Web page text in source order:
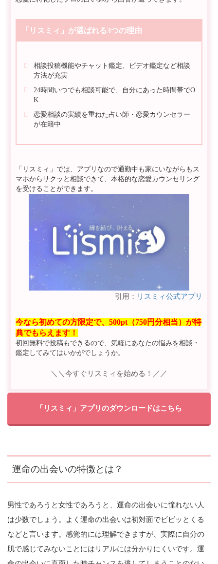
「リスミィ」が選ばれる3つの理由
相談投稿機能やチャット鑑定、ビデオ鑑定など相談
方法が充実
24時間いつでも相談可能で、自分にあった時間帯でO
K
恋愛相談の実績を重ねた占い師・恋愛カウンセラー
が在籍中
「リスミィ」では、アプリなので通勤中も家にいながらもス
マホからサクッと相談できて、本格的な恋愛カウンセリング
を受けることができます。
引用： リスミィ公式アプリ
今なら初めての方限定で、500pt（750円分相当）が特
典でもらえます！
初回無料で投稿もできるので、気軽にあなたの悩みを相談・
鑑定してみてはいかがでしょうか。
＼＼今すぐリスミィを始める！／／
「リスミィ」アプリのダウンロードはこちら
運命の出会いの特徴とは？
男性であろうと女性であろうと、運命の出会いに憧れない人
は少数でしょう。よく運命の出会いは初対面でビビッとくる
などと言います。感覚的には理解できますが、実際に自分の
肌で感じてみないことにはリアルには分かりにくいです。運